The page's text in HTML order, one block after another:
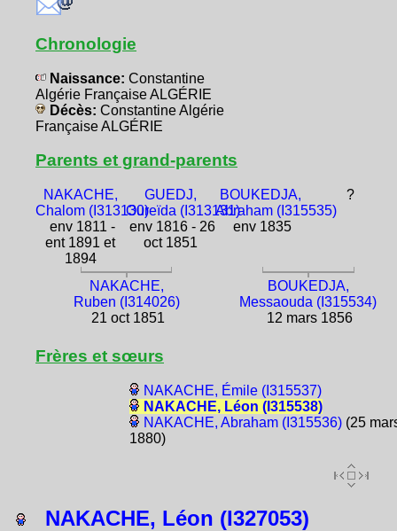
Chronologie
Naissance: Constantine
Algérie Française ALGÉRIE
Décès: Constantine Algérie
Française ALGÉRIE
Parents et grand-parents
NAKACHE,
Chalom (I313130)
env 1811 -
ent 1891 et
1894
GUEDJ,
Oureïda (I313131)
env 1816 - 26
oct 1851
BOUKEDJA,
Abraham (I315535)
env 1835
?
NAKACHE,
Ruben (I314026)
21 oct 1851
BOUKEDJA,
Messaouda (I315534)
12 mars 1856
Frères et sœurs
NAKACHE, Émile (I315537)
NAKACHE, Léon (I315538)
NAKACHE, Abraham (I315536)(25
1880)
NAKACHE, Léon (I327053)